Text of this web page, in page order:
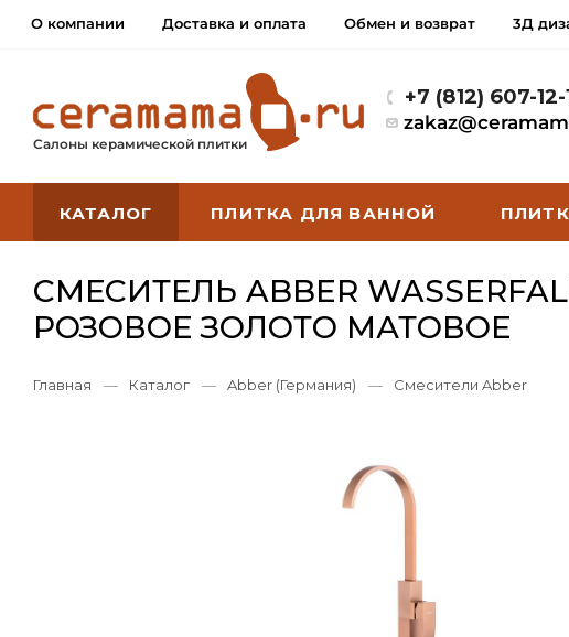
О компании Доставка и оплата Обмен и возврат 3Д
Салоны керамической плитки
+7 (812) 607-12-
КАТАЛОГ ПЛИТКА ДЛЯ ВАННОЙ
СМЕСИТЕЛЬ ABBER
РОЗОВОЕ ЗОЛОТО МАТОВОЕ
Главная — Каталог — Abber (Германия) — Смесители Abber